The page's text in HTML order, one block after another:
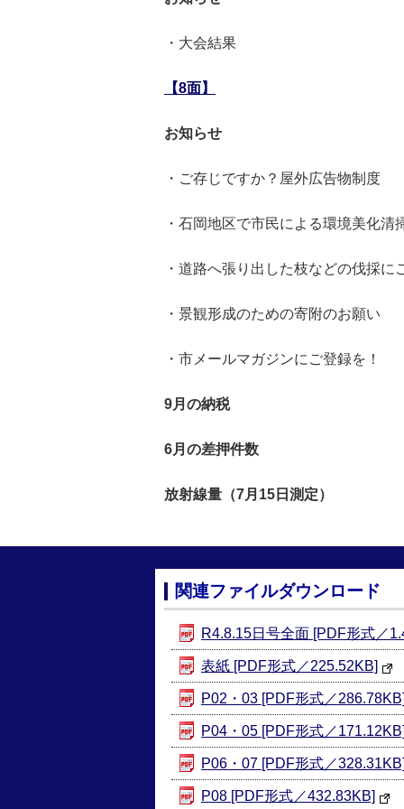
・大会結果
【8面】
お知らせ
・ご存じですか？屋外広告物制度
・石岡地区で市民による環境美化清
・道路へ張り出した枝などの伐採に
・景観形成のための寄附のお願い
・市メールマガジンにご登録を！
9月の納税
6月の差押件数
放射線量（7月15日測定）
関連ファイルダウンロード
R4.8.15日号全面 [PDF形式／
表紙 [PDF形式／225.52KB]
P02・03 [PDF形式／286.78KB]
P04・05 [PDF形式／171.12KB]
P06・07 [PDF形式／328.31KB]
P08 [PDF形式／432.83KB]